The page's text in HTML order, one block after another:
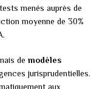
menés auprès de
moyenne de 30%
de modèles
jurisprudentielles.
aux